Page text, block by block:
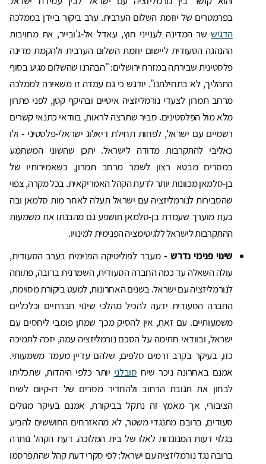
בפרמטרים של יוזמת השלום הערבית. ערב ביקור ביידן בממלכה
הדגיש שר המדינה לענייני חוץ, עאדל אל-ג'ובייר, את מחויבות
ההנהגה הסעודית ליישום יוזמת השלום הערבית ולהקמת מדינה
פלסטינית שבירתה במזרח ירושלים: "הבהרנו שהשלום מגיע בסוף
התהליך, לא בתחילתנו". יודגש כי גם עמדה זו משאירה לממלכה
מרחב תמרון לצעדי נורמליזציה איטיים ובהיקף קטן, לפני פתרון
מלא מול הפלסטינים. סביר שתרצה לראות, בוודאי כתנאי קשרים
רשמיים עם ישראל, לפחות תחילת דיאלוג ישראלי-פלסטיני - ולו
כאליבי להתקרבות מדודה לישראל. יתכן שהשוני המשתמע
במסרים מבטא רצון לשמר מרחב תמרון, כשאמירותיו של
בן-סלמאן מכוונות יותר לדעת הקהל האמריקאית. בכל מקרה, צפוי
שהסבירות לנורמליזציה עם ישראל תעלה לאחר מות סלמאן ובה
בעת מוערך שעמדת בן-סלמאן תושפע גם מהבנתו את משמעות
ההתקרבות לישראל ללגיטימציה הפנימית למינויו.
שינוי פנימי נדרש -מעבר לפוליטיקה הפנימית בערב הסעודית,
עולה השאלה עד כמה החברה הסעודית, השמרנית ברובה, פתוחה
לנורמליזציה עם ישראל. בשנים האחרונות, למעט ביקורת מסוימת,
החברה הסעודית ידעה להכיל מהלכי שינוי חברתיים וכלכליים
משמעותיים. עם זאת, אין להסיק מכך שמתן פומבי ליחסים עם
ישראל, ובוודאי חתימה על הסכם נורמליזציה עמה, יזכה לתמיכה
כזו, בעיקר בקרב זרמים סלפים, שלהם עדיין מעמד משמעותי.
אמנם באחרונה ניכר שיח סובלני יותר כלפי היהדות, שתכליתו
לבחון את תגובת הרחוב ולהחדיר מסרים של דו-קיום לשיח
הציבורי, אך מאמץ זה נתקל בביקורת, אמנם בעיקר מגולים
סעודים, ברובם מתנגדי משטר, לא מהאזרחים החוששים להביע
בגלוי דעות המנוגדות לאלו של בית המלוכה. דעת הקהל נותרה
ברובה נגד נורמליזציה עם ישראל: לפי סקרי דעת קהל שהתפרסמו